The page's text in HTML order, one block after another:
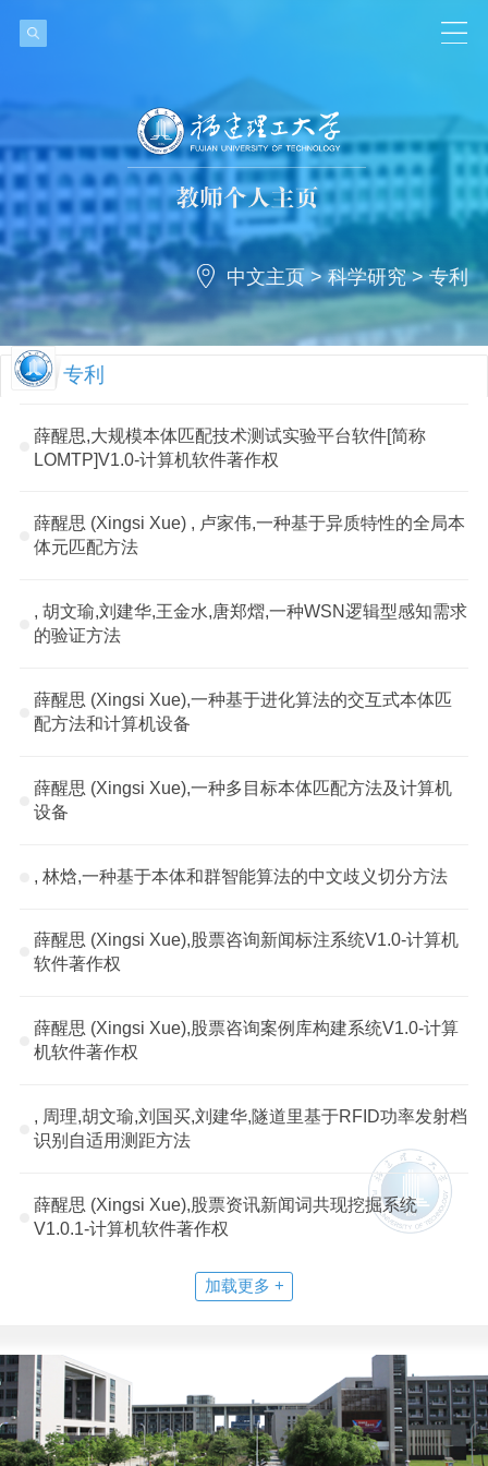
中文主页 >科学研究>专利
专利
薛醒思,大规模本体匹配技术测试实验平台软件[简称
LOMTP]V1.0-计算机软件著作权
薛醒思 (Xingsi Xue) , 卢家伟,一种基于异质特性的全局本
体元匹配方法
, 胡文瑜,刘建华,王金水,唐郑熠,一种WSN逻辑型感知需求
的验证方法
薛醒思 (Xingsi Xue),一种基于进化算法的交互式本体匹
配方法和计算机设备
薛醒思 (Xingsi Xue),一种多目标本体匹配方法及计算机
设备
, 林焓,一种基于本体和群智能算法的中文歧义切分方法
薛醒思 (Xingsi Xue),股票咨询新闻标注系统V1.0-计算机
软件著作权
薛醒思 (Xingsi Xue),股票咨询案例库构建系统V1.0-计算
机软件著作权
, 周理,胡文瑜,刘国买,刘建华,隧道里基于RFID功率发射档
识别自适用测距方法
薛醒思 (Xingsi Xue),股票资讯新闻词共现挖掘系统
V1.0.1-计算机软件著作权
加载更多 +